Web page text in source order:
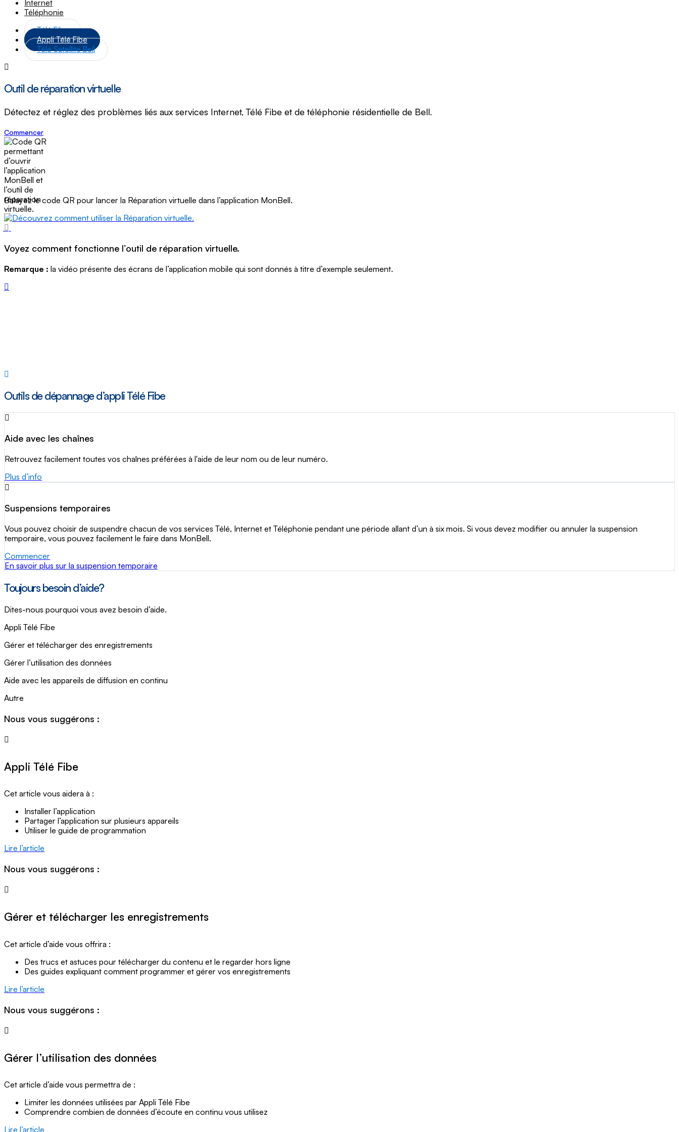
Internet
Téléphonie
Télé Fibe
Appli Télé Fibe
Télé Satellite Bell
Outil de réparation virtuelle
Détectez et réglez des problèmes liés aux services Internet, Télé Fibe et de téléphonie résidentielle de Bell.
Commencer
Balayez le code QR pour lancer la Réparation virtuelle dans l’application MonBell.
Voyez comment fonctionne l’outil de réparation virtuelle.
Remarque : la vidéo présente des écrans de l’application mobile qui sont donnés à titre d’exemple seulement.
Outils de dépannage d’appli Télé Fibe
Aide avec les chaînes
Retrouvez facilement toutes vos chaînes préférées à l'aide de leur nom ou de leur numéro.
Plus d’info
Suspensions temporaires
Vous pouvez choisir de suspendre chacun de vos services Télé, Internet et Téléphonie pendant une période allant d’un à six mois. Si vous devez modifier ou annuler la suspension
temporaire, vous pouvez facilement le faire dans MonBell.
Commencer
En savoir plus sur la suspension temporaire
Toujours besoin d’aide?
Dites-nous pourquoi vous avez besoin d’aide.
Appli Télé Fibe
Gérer et télécharger des enregistrements
Gérer l’utilisation des données
Aide avec les appareils de diffusion en continu
Autre
Nous vous suggérons :
Appli Télé Fibe
Cet article vous aidera à :
Installer l’application
Partager l’application sur plusieurs appareils
Utiliser le guide de programmation
Lire l’article
Nous vous suggérons :
Gérer et télécharger les enregistrements
Cet article d’aide vous offrira :
Des trucs et astuces pour télécharger du contenu et le regarder hors ligne
Des guides expliquant comment programmer et gérer vos enregistrements
Lire l’article
Nous vous suggérons :
Gérer l’utilisation des données
Cet article d’aide vous permettra de :
Limiter les données utilisées par Appli Télé Fibe
Comprendre combien de données d’écoute en continu vous utilisez
Lire l’article